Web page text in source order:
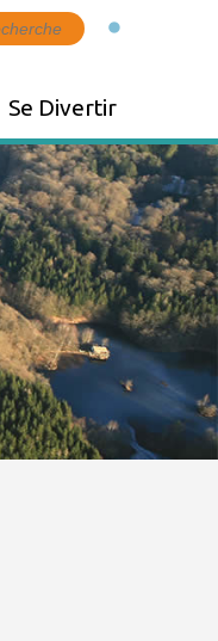
Se Divertir
Culture
Equipements de loisirs
Tourisme
Zoom - Patrimoine
naturel
Agenda